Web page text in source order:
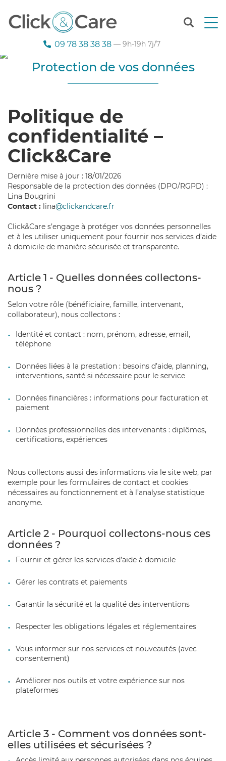
T
09 78 38 38 38 — 9h-19h 7j/7
Protection de vos données
Politique de
confidentialité –
Click&Care
Dernière mise à jour : 18/01/2026
Responsable de la protection des données (DPO/RGPD) :
Lina Bougrini
Contact : lina@clickandcare.fr
Click&Care s’engage à protéger vos données personnelles
et à les utiliser uniquement pour fournir nos services d’aide
à domicile de manière sécurisée et transparente.
Article 1 - Quelles données collectons-
nous ?
Selon votre rôle (bénéficiaire, famille, intervenant,
collaborateur), nous collectons :
Identité et contact : nom, prénom, adresse, email,
téléphone
Données liées à la prestation : besoins d’aide, planning,
interventions, santé si nécessaire pour le service
Données financières : informations pour facturation et
paiement
Données professionnelles des intervenants : diplômes,
certifications, expériences
Nous collectons aussi des informations via le site web, par
exemple pour les formulaires de contact et cookies
nécessaires au fonctionnement et à l’analyse statistique
anonyme.
Article 2 - Pourquoi collectons-nous ces
données ?
Fournir et gérer les services d’aide à domicile
Gérer les contrats et paiements
Garantir la sécurité et la qualité des interventions
Respecter les obligations légales et réglementaires
Vous informer sur nos services et nouveautés (avec
consentement)
Améliorer nos outils et votre expérience sur nos
plateformes
Article 3 - Comment vos données sont-
elles utilisées et sécurisées ?